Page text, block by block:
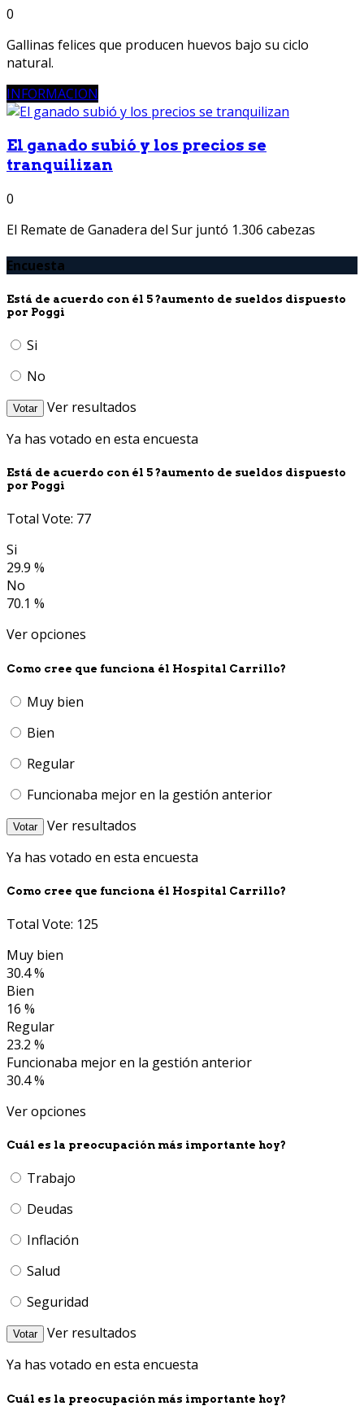
0
Gallinas felices que producen huevos bajo su ciclo
natural.
INFORMACION
El ganado subió y los precios se
tranquilizan
0
El Remate de Ganadera del Sur juntó 1.306 cabezas
Encuesta
Está de acuerdo con él 5 ?aumento de sueldos dispuesto
por Poggi
Si
No
Votar
Ver resultados
Ya has votado en esta encuesta
Está de acuerdo con él 5 ?aumento de sueldos dispuesto
por Poggi
Total Vote: 77
Si
29.9 %
No
70.1 %
Ver opciones
Como cree que funciona él Hospital Carrillo?
Muy bien
Bien
Regular
Funcionaba mejor en la gestión anterior
Votar
Ver resultados
Ya has votado en esta encuesta
Como cree que funciona él Hospital Carrillo?
Total Vote: 125
Muy bien
30.4 %
Bien
16 %
Regular
23.2 %
Funcionaba mejor en la gestión anterior
30.4 %
Ver opciones
Cuál es la preocupación más importante hoy?
Trabajo
Deudas
Inflación
Salud
Seguridad
Votar
Ver resultados
Ya has votado en esta encuesta
Cuál es la preocupación más importante hoy?